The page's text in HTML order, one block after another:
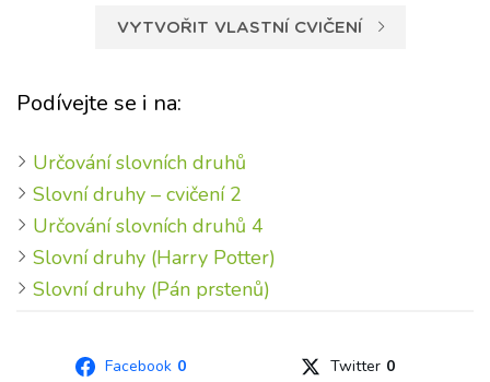
VYTVOŘIT VLASTNÍ CVIČENÍ
Podívejte se i na:
Určování slovních druhů
Slovní druhy – cvičení 2
Určování slovních druhů 4
Slovní druhy (Harry Potter)
Slovní druhy (Pán prstenů)
Facebook 0 Twitter 0